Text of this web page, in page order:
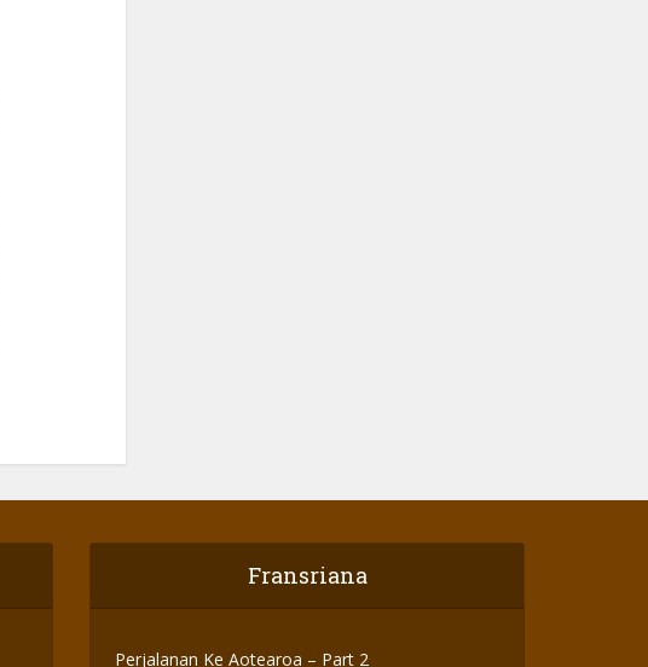
Fransriana
Perjalanan Ke Aotearoa – Part 2